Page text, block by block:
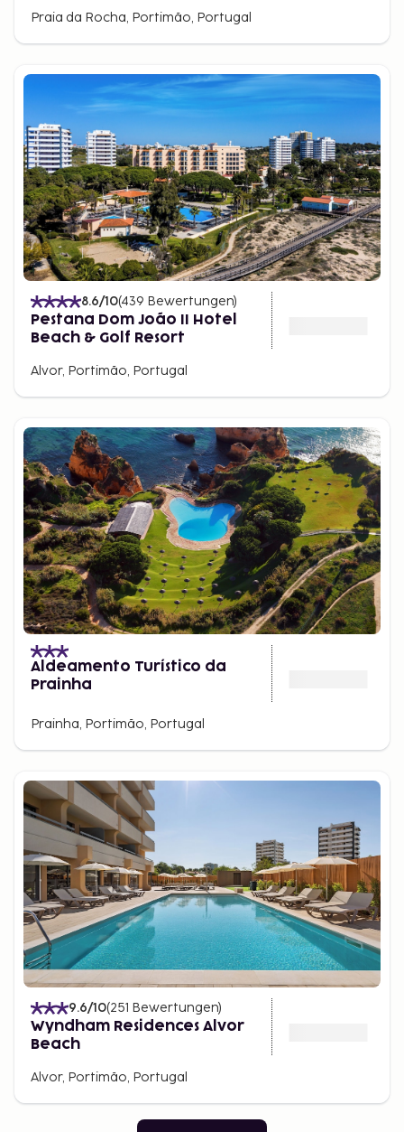
Praia da Rocha, Portimão, Portugal
8.6/10(439 Bewertungen)
Pestana Dom João II Hotel
Beach & Golf Resort
Alvor, Portimão, Portugal
Aldeamento Turístico da
Prainha
Prainha, Portimão, Portugal
9.6/10(251 Bewertungen)
Wyndham Residences Alvor
Beach
Alvor, Portimão, Portugal